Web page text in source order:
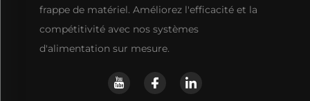
frappe de matériel. Améliorez l'efficacité et la
compétitivité avec nos systèmes
d'alimentation sur mesure.